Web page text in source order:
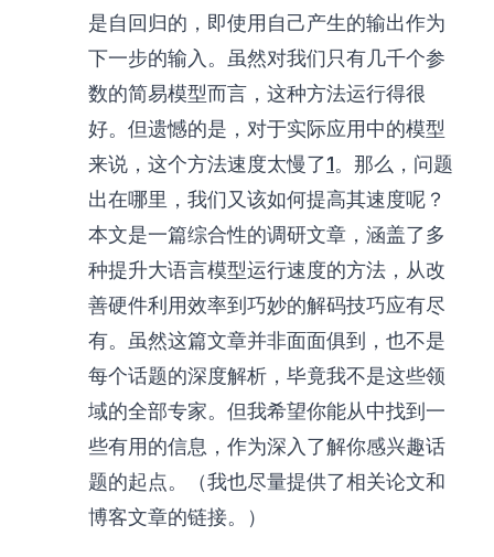
是自回归的，即使用自己产生的输出作为
下一步的输入。虽然对我们只有几千个参
数的简易模型而言，这种方法运行得很
好。但遗憾的是，对于实际应用中的模型
来说，这个方法速度太慢了1。那么，问题
出在哪里，我们又该如何提高其速度呢？
本文是一篇综合性的调研文章，涵盖了多
种提升大语言模型运行速度的方法，从改
善硬件利用效率到巧妙的解码技巧应有尽
有。虽然这篇文章并非面面俱到，也不是
每个话题的深度解析，毕竟我不是这些领
域的全部专家。但我希望你能从中找到一
些有用的信息，作为深入了解你感兴趣话
题的起点。（我也尽量提供了相关论文和
博客文章的链接。）